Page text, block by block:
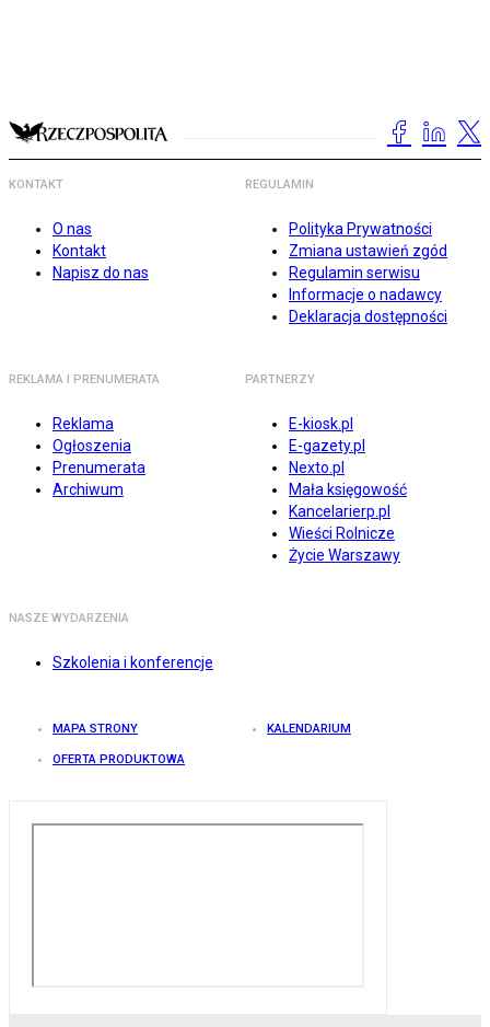
KONTAKT
O nas
Kontakt
Napisz do nas
REGULAMIN
Polityka Prywatności
Zmiana ustawień zgód
Regulamin serwisu
Informacje o nadawcy
Deklaracja dostępności
REKLAMA I PRENUMERATA
Reklama
Ogłoszenia
Prenumerata
Archiwum
PARTNERZY
E-kiosk.pl
E-gazety.pl
Nexto.pl
Mała księgowość
Kancelarierp.pl
Wieści Rolnicze
Życie Warszawy
NASZE WYDARZENIA
Szkolenia i konferencje
MAPA STRONY KALENDARIUM
OFERTA PRODUKTOWA